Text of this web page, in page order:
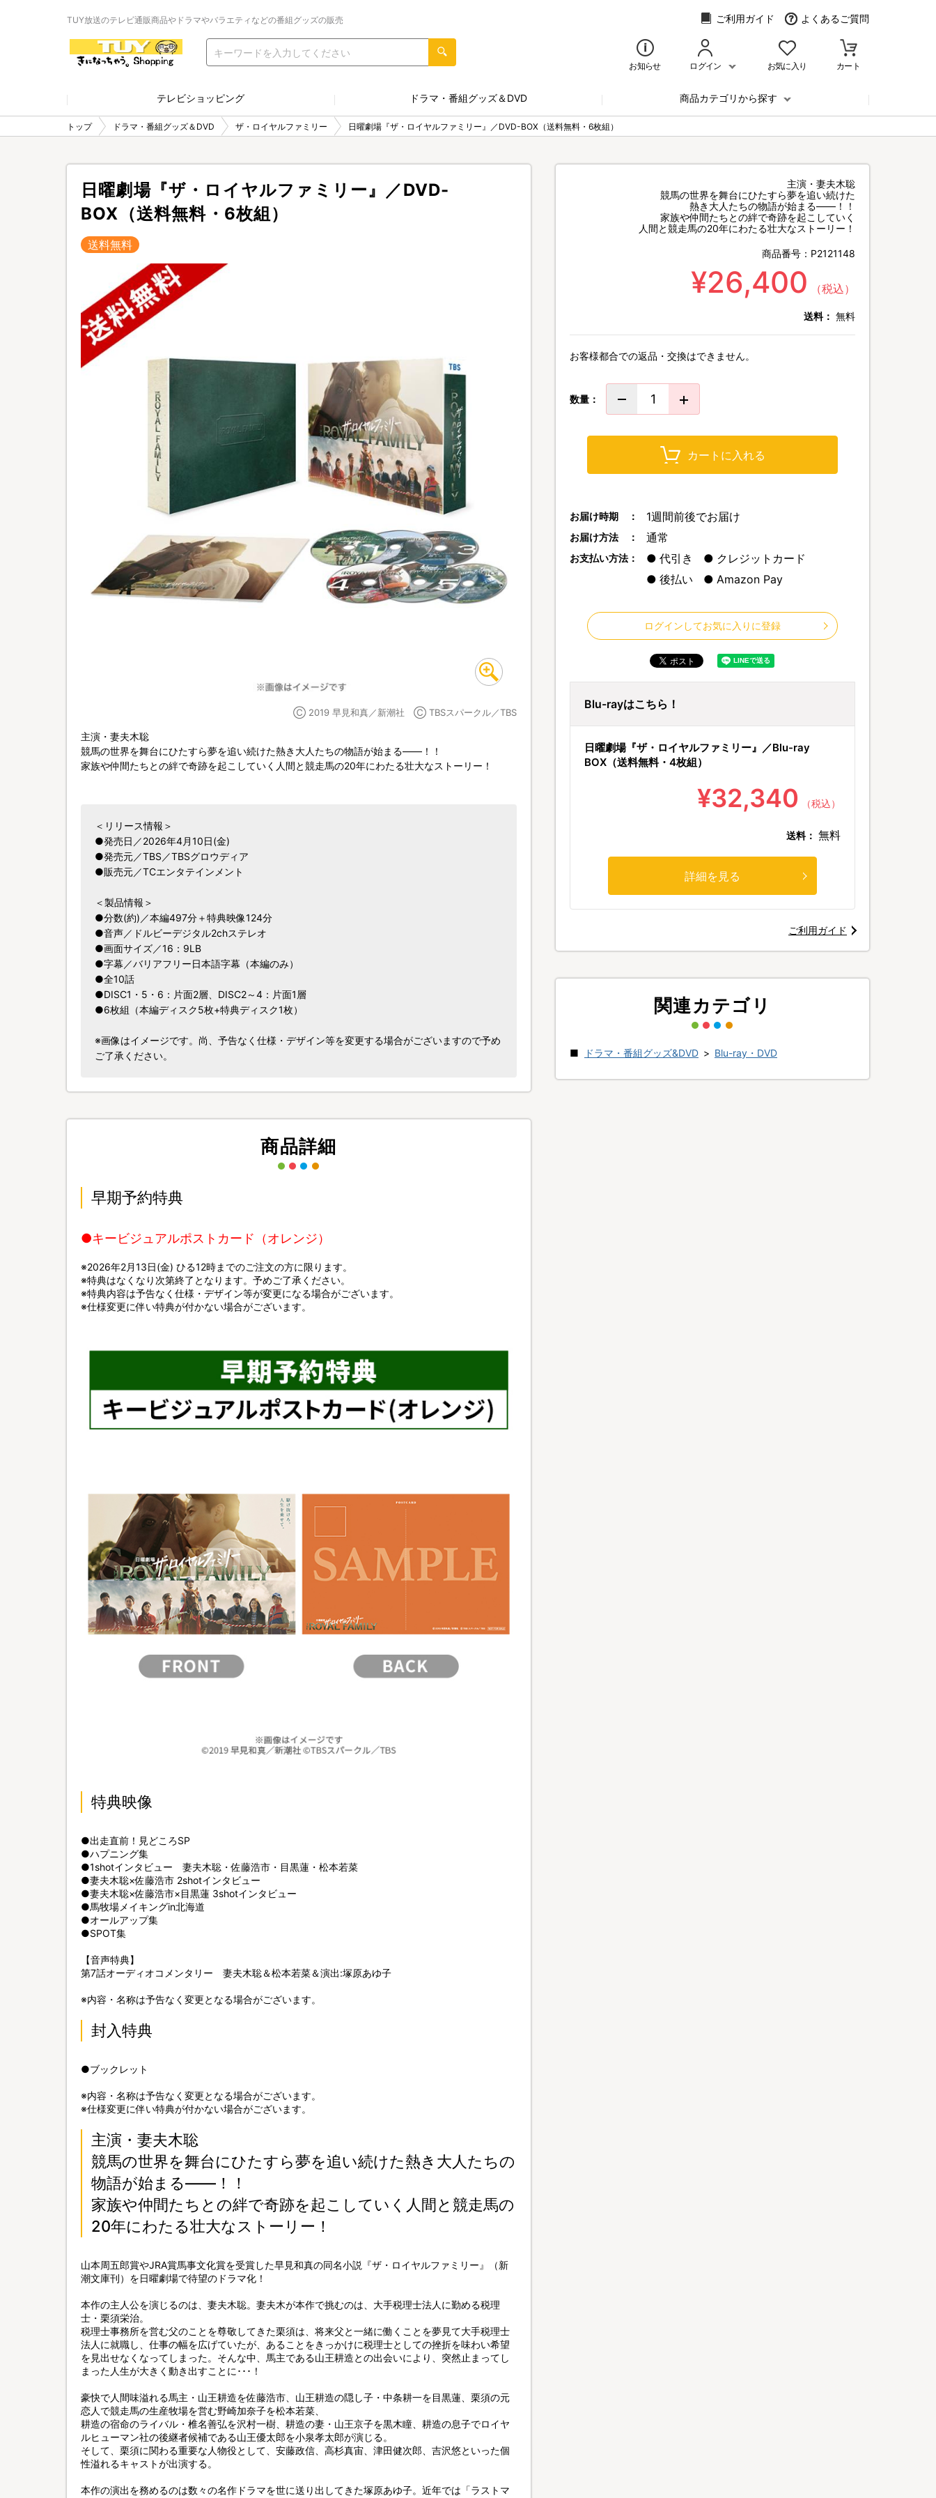
TUY放送のテレビ通販商品やドラマやバラエティなどの番組グッズの販売 ご利用ガイド よくあるご質問
お知らせ ログイン お気に入り カート
テレビショッピング ドラマ・番組グッズ＆DVD 商品カテゴリから探す
トップ ドラマ・番組グッズ＆DVD ザ・ロイヤルファミリー 日曜劇場『ザ・ロイヤルファミリー』／DVD-BOX（送料無料・6枚組）
日曜劇場『ザ・ロイヤルファミリー』／DVD-
BOX（送料無料・6枚組）
送料無料
Ⓒ 2019 早見和真／新潮社 Ⓒ TBSスパークル／TBS
主演・妻夫木聡
競馬の世界を舞台にひたすら夢を追い続けた熱き大人たちの物語が始まる――！！
家族や仲間たちとの絆で奇跡を起こしていく人間と競走馬の20年にわたる壮大なストーリー！
＜リリース情報＞
●発売日／2026年4月10日(金)
●発売元／TBS／TBSグロウディア
●販売元／TCエンタテインメント
＜製品情報＞
●分数(約)／本編497分＋特典映像124分
●音声／ドルビーデジタル2chステレオ
●画面サイズ／16：9LB
●字幕／バリアフリー日本語字幕（本編のみ）
●全10話
●DISC1・5・6：片面2層、DISC2～4：片面1層
●6枚組（本編ディスク5枚+特典ディスク1枚）
※画像はイメージです。尚、予告なく仕様・デザイン等を変更する場合がございますので予め
ご了承ください。
商品詳細
早期予約特典
●キービジュアルポストカード（オレンジ）
※2026年2月13日(金) ひる12時までのご注文の方に限ります。
※特典はなくなり次第終了となります。予めご了承ください。
※特典内容は予告なく仕様・デザイン等が変更になる場合がございます。
※仕様変更に伴い特典が付かない場合がございます。
特典映像
●出走直前！見どころSP
●ハプニング集
●1shotインタビュー 妻夫木聡・佐藤浩市・目黒蓮・松本若菜
●妻夫木聡×佐藤浩市 2shotインタビュー
●妻夫木聡×佐藤浩市×目黒蓮 3shotインタビュー
●馬牧場メイキングin北海道
●オールアップ集
●SPOT集
【音声特典】
第7話オーディオコメンタリー 妻夫木聡＆松本若菜＆演出:塚原あゆ子
※内容・名称は予告なく変更となる場合がございます。
封入特典
●ブックレット
※内容・名称は予告なく変更となる場合がございます。
※仕様変更に伴い特典が付かない場合がございます。
主演・妻夫木聡
競馬の世界を舞台にひたすら夢を追い続けた熱き大人たちの
物語が始まる――！！
家族や仲間たちとの絆で奇跡を起こしていく人間と競走馬の
20年にわたる壮大なストーリー！
山本周五郎賞やJRA賞馬事文化賞を受賞した早見和真の同名小説『ザ・ロイヤルファミリー』（新
潮文庫刊）を日曜劇場で待望のドラマ化！
本作の主人公を演じるのは、妻夫木聡。妻夫木が本作で挑むのは、大手税理士法人に勤める税理
士・栗須栄治。
税理士事務所を営む父のことを尊敬してきた栗須は、将来父と一緒に働くことを夢見て大手税理士
法人に就職し、仕事の幅を広げていたが、あることをきっかけに税理士としての挫折を味わい希望
を見出せなくなってしまった。そんな中、馬主である山王耕造との出会いにより、突然止まってし
まった人生が大きく動き出すことに･･･！
豪快で人間味溢れる馬主・山王耕造を佐藤浩市、山王耕造の隠し子・中条耕一を目黒蓮、栗須の元
恋人で競走馬の生産牧場を営む野崎加奈子を松本若菜、
耕造の宿命のライバル・椎名善弘を沢村一樹、耕造の妻・山王京子を黒木瞳、耕造の息子でロイヤ
ルヒューマン社の後継者候補である山王優太郎を小泉孝太郎が演じる。
そして、栗須に関わる重要な人物役として、安藤政信、高杉真宙、津田健次郎、吉沢悠といった個
性溢れるキャストが出演する。
本作の演出を務めるのは数々の名作ドラマを世に送り出してきた塚原あゆ子。近年では「ラストマ
主演・妻夫木聡
競馬の世界を舞台にひたすら夢を追い続けた
熱き大人たちの物語が始まる――！！
家族や仲間たちとの絆で奇跡を起こしていく
人間と競走馬の20年にわたる壮大なストーリー！
商品番号： P2121148
¥26,400 （税込）
送料： 無料
お客様都合での返品・交換はできません。
数量：
カートに入れる
お届け時期 ： 1週間前後でお届け
お届け方法 ： 通常
お支払い方法： 代引き
クレジットカード
後払い
Amazon Pay
ログインしてお気に入りに登録
Blu-rayはこちら！
日曜劇場『ザ・ロイヤルファミリー』／Blu-ray
BOX（送料無料・4枚組）
¥32,340 （税込）
送料： 無料
詳細を見る
ご利用ガイド
関連カテゴリ
ドラマ・番組グッズ&DVD > Blu-ray・DVD